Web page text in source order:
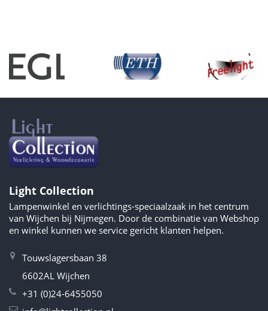
Light Collection
Lampenwinkel en verlichtings-speciaalzaak in het centrum
van Wijchen bij Nijmegen. Door de combinatie van Webshop
en winkel kunnen we service gericht klanten helpen.
Touwslagersbaan 38
6602AL Wijchen
+31 (0)24-6455050